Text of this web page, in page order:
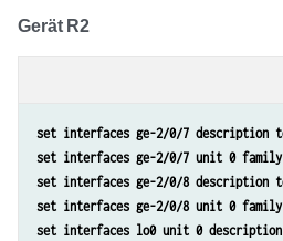
Gerät R2
set interfaces ge-2/0/7 description
set interfaces ge-2/0/7 unit 0 family
set interfaces ge-2/0/8 description
set interfaces ge-2/0/8 unit 0 family
set interfaces lo0 unit 0 description